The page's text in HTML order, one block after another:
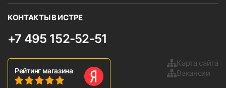
КОНТАКТЫ В ИСТРЕ
+7 495 152-52-51
Рейтинг магазина
Карта сайта
Вакансии